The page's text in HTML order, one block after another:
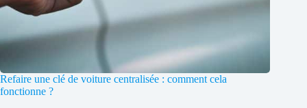
Refaire une clé de voiture centralisée : comment cela
fonctionne ?